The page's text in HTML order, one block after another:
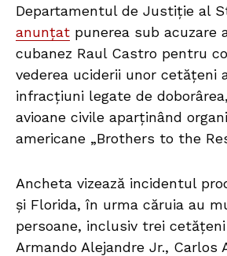
Departamentul de Justiție al
anunțat punerea sub acuzare
cubanez Raul Castro pentru
vederea uciderii unor cetățeni
infracțiuni legate de
avioane civile aparținând
americane „Brothers to the
Ancheta vizează incidentul
și Florida, în urma căruia au
persoane, inclusiv trei
Armando Alejandre Jr., Carlos